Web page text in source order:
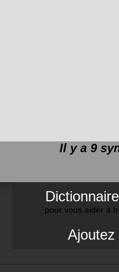
Il y a 9
pour vous aider à
Ajoutez